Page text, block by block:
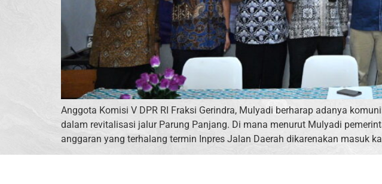
Anggota Komisi V DPR RI Fraksi Gerindra, Mulyadi berharap adanya
dalam revitalisasi jalur Parung Panjang. Di mana menurut Mulyadi
anggaran yang terhalang termin Inpres Jalan Daerah dikarenakan masuk